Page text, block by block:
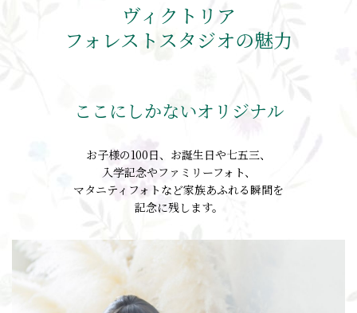
ヴィクトリア
フォレストスタジオの魅力
ここにしかないオリジナル
お子様の100日、お誕生日や七五三、
入学記念やファミリーフォト、
マタニティフォトなど家族あふれる瞬間を
記念に残します。